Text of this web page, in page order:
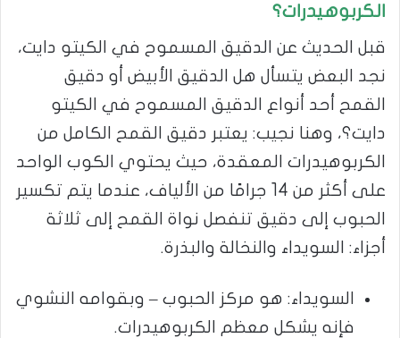
الكربوهيدرات؟
قبل الحديث عن الدقيق المسموح في الكيتو دايت،
نجد البعض يتسأل هل الدقيق الأبيض أو دقيق
القمح أحد أنواع الدقيق المسموح في الكيتو
دايت؟، وهنا نجيب: يعتبر دقيق القمح الكامل من
الكربوهيدرات المعقدة، حيث يحتوي الكوب الواحد
على أكثر من 14 جرامًا من الألياف، عندما يتم تكسير
الحبوب إلى دقيق تنفصل نواة القمح إلى ثلاثة
أجزاء: السويداء والنخالة والبذرة.
السويداء: هو مركز الحبوب – وبقوامه النشوي
فإنه يشكل معظم الكربوهيدرات.